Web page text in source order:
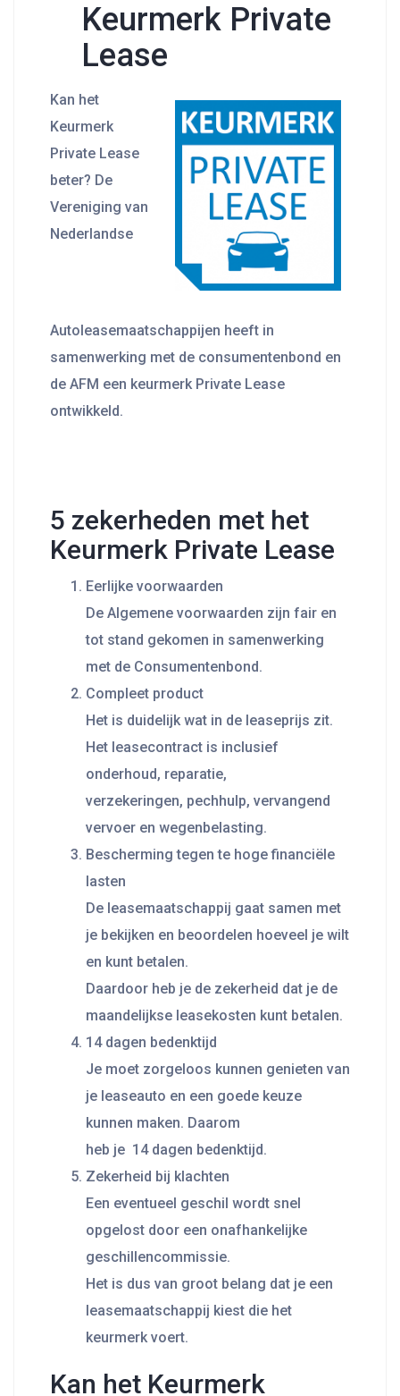
Keurmerk Private
Lease
Kan het
Keurmerk
Private Lease
beter? De
Vereniging van
Nederlandse
Autoleasemaatschappijen heeft in
samenwerking met de consumentenbond en
de AFM een keurmerk Private Lease
ontwikkeld.
5 zekerheden met het
Keurmerk Private Lease
Eerlijke voorwaarden
De Algemene voorwaarden zijn fair en
tot stand gekomen in samenwerking
met de Consumentenbond.
Compleet product
Het is duidelijk wat in de leaseprijs zit.
Het leasecontract is inclusief
onderhoud, reparatie,
verzekeringen, pechhulp, vervangend
vervoer en wegenbelasting.
Bescherming tegen te hoge financiële
lasten
De leasemaatschappij gaat samen met
je bekijken en beoordelen hoeveel je wilt
en kunt betalen.
Daardoor heb je de zekerheid dat je de
maandelijkse leasekosten kunt betalen.
14 dagen bedenktijd
Je moet zorgeloos kunnen genieten van
je leaseauto en een goede keuze
kunnen maken. Daarom
heb je 14 dagen bedenktijd.
Zekerheid bij klachten
Een eventueel geschil wordt snel
opgelost door een onafhankelijke
geschillencommissie.
Het is dus van groot belang dat je een
leasemaatschappij kiest die het
keurmerk voert.
Kan het Keurmerk